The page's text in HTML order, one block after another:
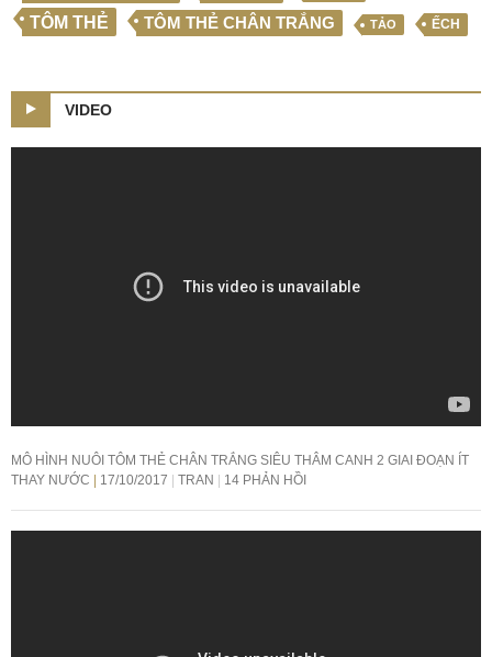
TÔM THẺ TÔM THẺ CHÂN TRẮNG TẢO ẾCH
VIDEO
MÔ HÌNH NUÔI TÔM THẺ CHÂN TRẮNG SIÊU THÂM CANH 2 GIAI ĐOẠN ÍT
THAY NƯỚC
17/10/2017 TRAN 14 PHẢN HỒI